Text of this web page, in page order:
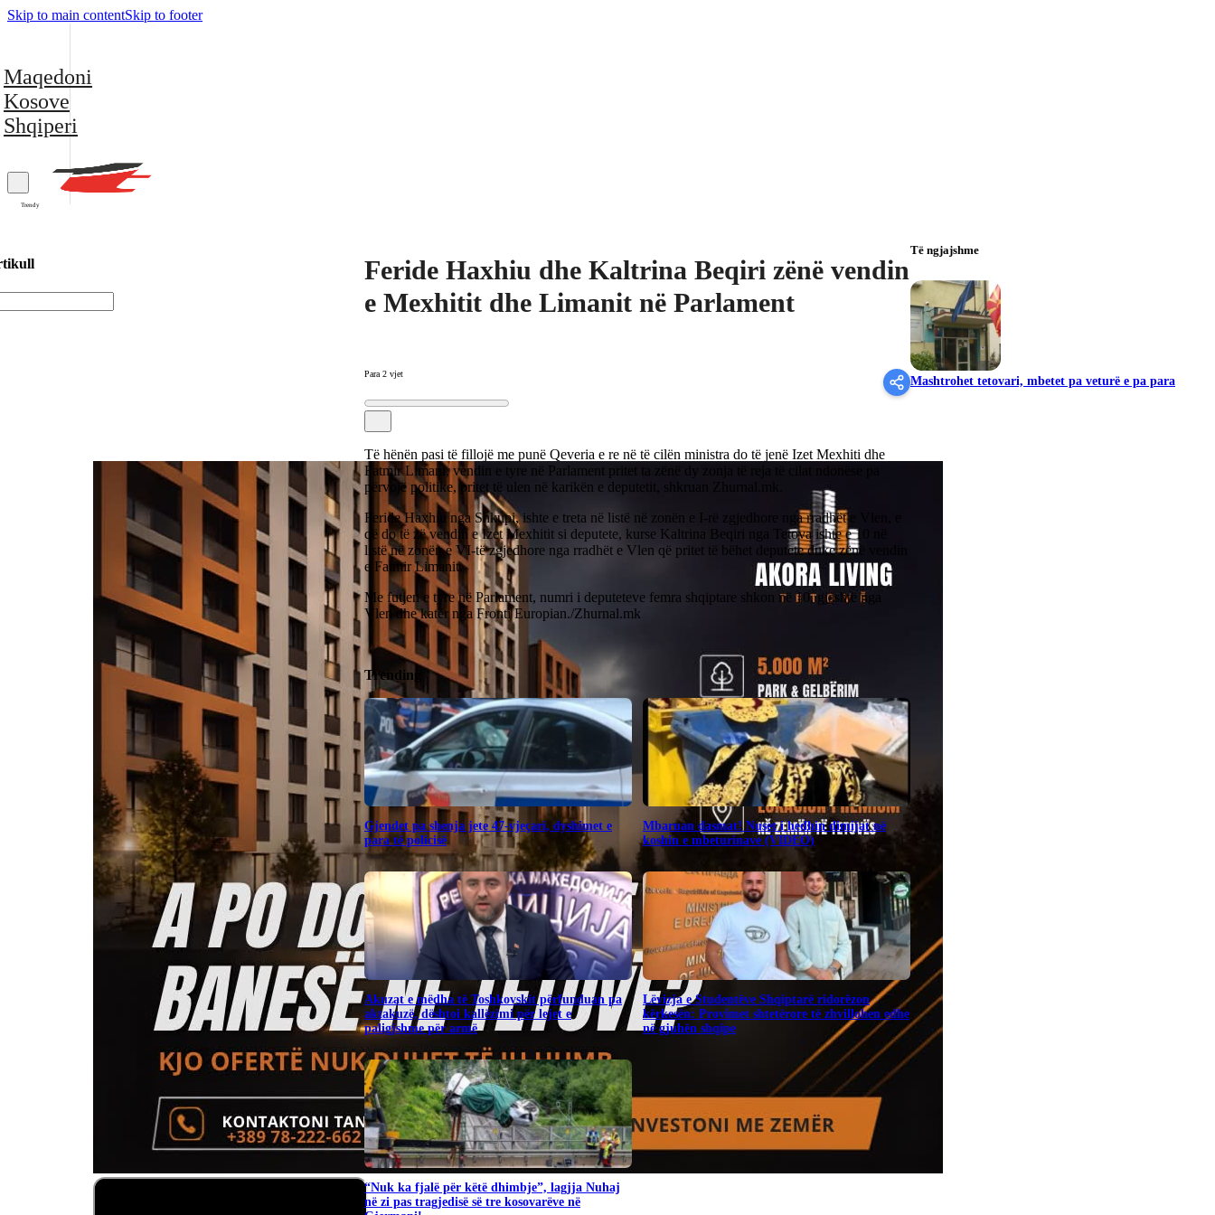
Skip to main contentSkip to footer
Maqedoni
Kosove
Shqiperi
Trendy
Feride Haxhiu dhe Kaltrina Beqiri zënë vendin
e Mexhitit dhe Limanit në Parlament
Para 2 vjet
Të hënën pasi të fillojë me punë Qeveria e re në të cilën ministra do të jenë Izet Mexhiti dhe
Fatmir Limani, vendin e tyre në Parlament pritet ta zënë dy zonja të reja të cilat ndonëse pa
përvojë politike, pritet të ulen në karikën e deputetit, shkruan Zhurnal.mk.
Feride Haxhiu nga Shkupi, ishte e treta në listë në zonën e I-rë zgjedhore nga rradhët e Vlen, e
që do të zë vendin e Izet Mexhitit si deputete, kurse Kaltrina Beqiri nga Tetova ishte e 10 në
listë në zonën e VI-të zgjedhore nga rradhët e Vlen që pritet të bëhet deputete duke zënë vendin
e Fatmir Limanit.
Me futjen e tyre në Parlament, numri i deputeteve femra shqiptare shkon në 10, gjashtë nga
Vlen dhe katër nga Fronti Europian./Zhurnal.mk
Trending
Gjendet pa shenja jete 47-vjeçari, dyshimet e
para të policisë
Mbaruan dasmat! Nuset i hedhin dimijat në
koshin e mbeturinave (VIDEO)
Akuzat e mëdha të Toshkovskit përfunduan pa
aktakuzë, dështoi kallëzimi për lejet e
paligjshme për armë
Lëvizja e Studentëve Shqiptarë ridorëzon
kërkesën: Provimet shtetërore të zhvillohen edhe
në gjuhën shqipe
“Nuk ka fjalë për këtë dhimbje”, lagjja Nuhaj
në zi pas tragjedisë së tre kosovarëve në
Të ngjajshme
Mashtrohet tetovari, mbetet pa veturë e pa para